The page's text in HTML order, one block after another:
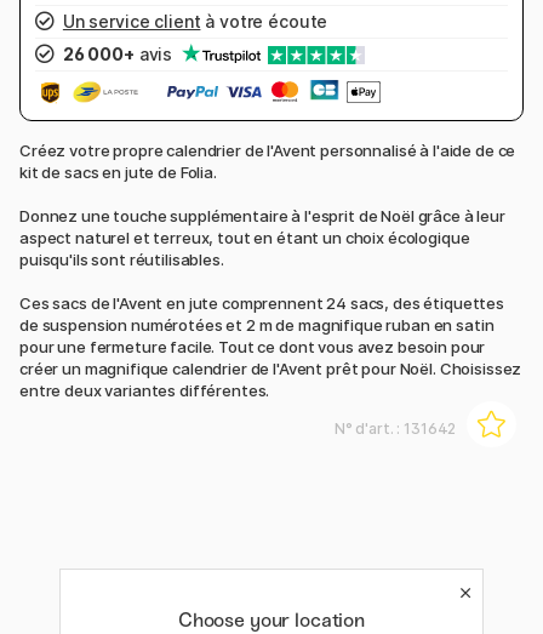
Un service client à votre écoute
26 000+ avis
Créez votre propre calendrier de l'Avent personnalisé à l'aide de ce
kit de sacs en jute de Folia.
Donnez une touche supplémentaire à l'esprit de Noël grâce à leur
aspect naturel et terreux, tout en étant un choix écologique
puisqu'ils sont réutilisables.
Ces sacs de l'Avent en jute comprennent 24 sacs, des étiquettes
de suspension numérotées et 2 m de magnifique ruban en satin
pour une fermeture facile. Tout ce dont vous avez besoin pour
créer un magnifique calendrier de l'Avent prêt pour Noël. Choisissez
entre deux variantes différentes.
N° d'art. : 131642
Choose your location